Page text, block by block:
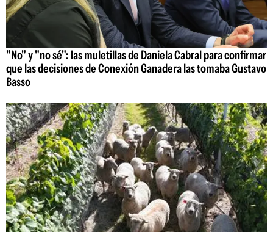
"No" y "no sé": las muletillas de Daniela Cabral para confirmar
que las decisiones de Conexión Ganadera las tomaba Gustavo
Basso